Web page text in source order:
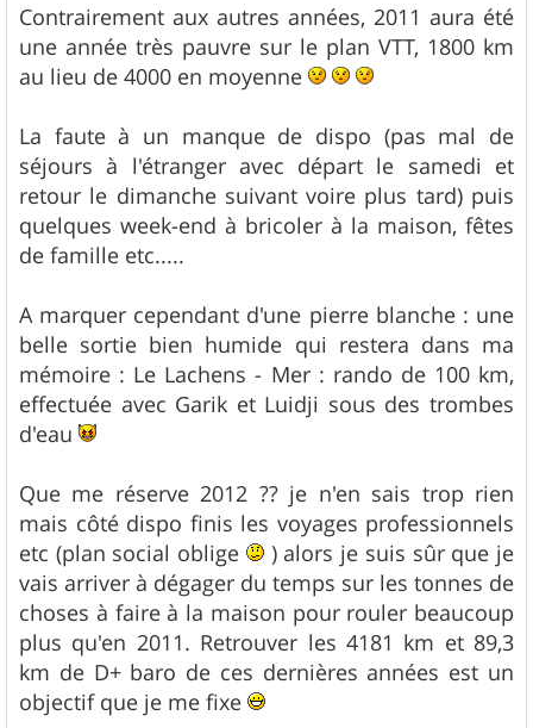
s
s
a
g
e
Contrairement aux autres années, 2011 aura été
une année très pauvre sur le plan VTT, 1800 km
au lieu de 4000 en moyenne
La faute à un manque de dispo (pas mal de
séjours à l'étranger avec départ le samedi et
retour le dimanche suivant voire plus tard) puis
quelques week-end à bricoler à la maison, fêtes
de famille etc.....
A marquer cependant d'une pierre blanche : une
belle sortie bien humide qui restera dans ma
mémoire : Le Lachens - Mer : rando de 100 km,
effectuée avec Garik et Luidji sous des trombes
d'eau
Que me réserve 2012 ?? je n'en sais trop rien
mais côté dispo finis les voyages professionnels
etc (plan social oblige
) alors je suis sûr que je
vais arriver à dégager du temps sur les tonnes de
choses à faire à la maison pour rouler beaucoup
plus qu'en 2011. Retrouver les 4181 km et 89,3
km de D+ baro de ces dernières années est un
objectif que je me fixe